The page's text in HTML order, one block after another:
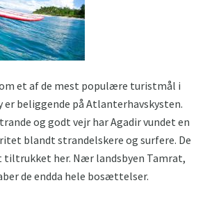
et af de mest populære turistmål i
er beliggende på Atlanterhavskysten.
og godt vejr har Agadir vundet en
blandt strandelskere og surfere. De
tiltrukket her. Nær landsbyen Tamrat,
de endda hele bosættelser.